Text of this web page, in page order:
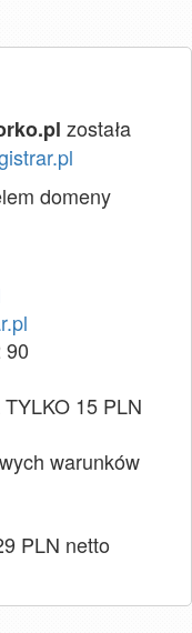
została
domeny
90
15 PLN
warunków
PLN netto